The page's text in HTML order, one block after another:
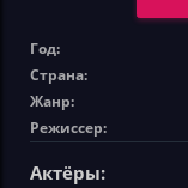
Год:
Страна:
Жанр:
Режиссер:
Актёры: